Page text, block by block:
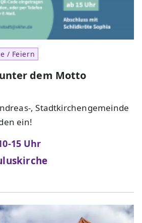
/ Feiern
dem Motto
, Stadtkirchengemeinde
ein!
15 Uhr